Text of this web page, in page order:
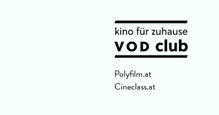
Polyfilm.at
Cineclass.at